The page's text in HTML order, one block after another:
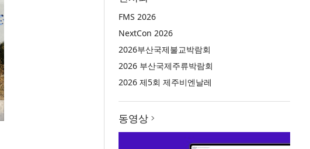
FMS 2026
NextCon 2026
2026부산국제불교박람회
2026 부산국제주류박람회
2026 제5회 제주비엔날레
동영상